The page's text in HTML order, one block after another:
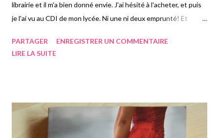
librairie et il m'a bien donné envie. J'ai hésité à l'acheter, et puis
je l'ai vu au CDI de mon lycée. Ni une ni deux emprunté! Et
que je n'avais pas tellement envie de lire. Eh bien là je peux vous
et ce jusqu'à la fin du livre. Bref un petit résumé... Marcus
Goldman est un homme de trente ans qui habite New-York. Il a
PARTAGER
ENREGISTRER UN COMMENTAIRE
LIRE LA SUITE